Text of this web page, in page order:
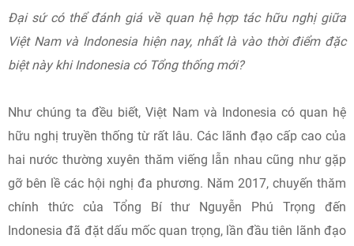
Đại sứ có thể đánh giá về quan hệ hợp tác hữu nghị giữa
Việt Nam và Indonesia hiện nay, nhất là vào thời điểm đặc
biệt này khi Indonesia có Tổng thống mới?
Như chúng ta đều biết, Việt Nam và Indonesia có quan hệ
hữu nghị truyền thống từ rất lâu. Các lãnh đạo cấp cao của
hai nước thường xuyên thăm viếng lẫn nhau cũng như gặp
gỡ bên lề các hội nghị đa phương. Năm 2017, chuyến thăm
chính thức của Tổng Bí thư Nguyễn Phú Trọng đến
Indonesia đã đặt dấu mốc quan trọng, lần đầu tiên lãnh đạo